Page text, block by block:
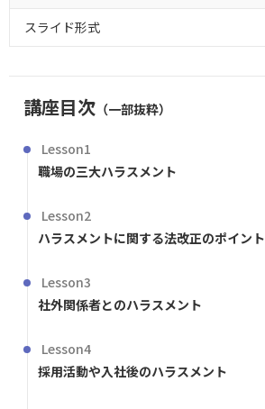
スライド形式
講座目次 （一部抜粋）
Lesson1
職場の三大ハラスメント
Lesson2
ハラスメントに関する法改正のポイント
Lesson3
社外関係者とのハラスメント
Lesson4
採用活動や入社後のハラスメント